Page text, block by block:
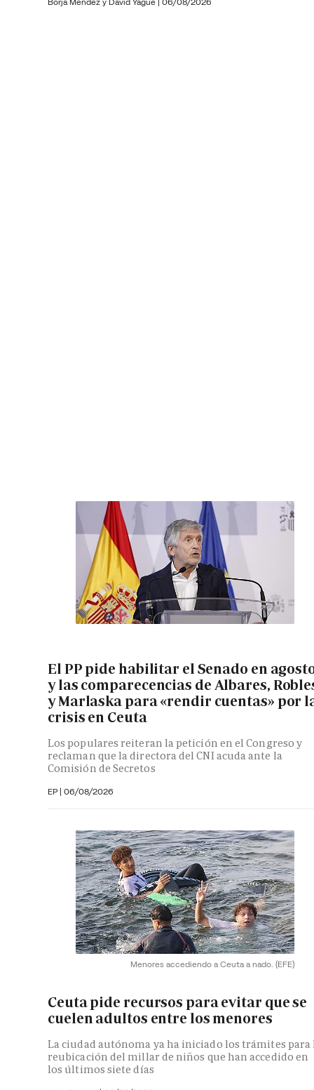
El PP pide habilitar el Senado en
y las comparecencias de Albares,
y Marlaska para «rendir cuentas» por
crisis en Ceuta
Los populares reiteran la petición en el Congreso y
reclaman que la directora del CNI acuda ante la
Comisión de Secretos
EP | 06/08/2026
Menores accediendo a Ceuta a nado. (EFE)
Ceuta pide recursos para evitar que se
cuelen adultos entre los menores
La ciudad autónoma ya ha iniciado los trámites para
reubicación del millar de niños que han accedido en
los últimos siete días